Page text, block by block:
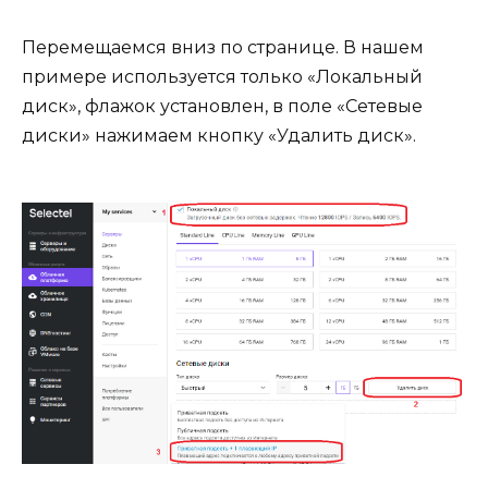
Перемещаемся вниз по странице. В нашем
примере используется только «Локальный
диск», флажок установлен, в поле «Сетевые
диски» нажимаем кнопку «Удалить диск».